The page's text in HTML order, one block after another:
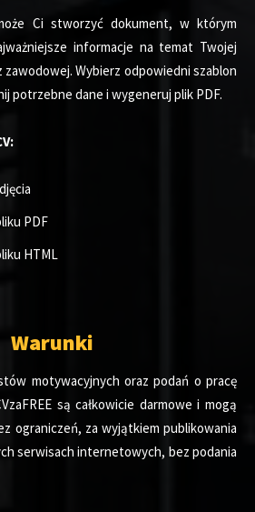
Ci stworzyć dokument, w którym
informacje na temat Twojej
zawodowej. Wybierz odpowiedni szablon
potrzebne dane i wygeneruj plik PDF.
PDF
HTML
Warunki
motywacyjnych oraz podań o pracę
są całkowicie darmowe i mogą
ograniczeń, za wyjątkiem publikowania
serwisach internetowych, bez podania